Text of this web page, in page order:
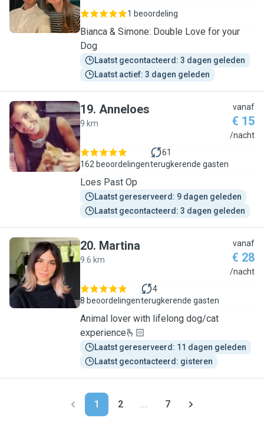
1 beoordeling
Bianca & Simone: Double Love for your
Dog
Laatst gecontacteerd: 3 dagen geleden
Laatst actief: 3 dagen geleden
A
19. Anneloes
9 km
vanaf
€ 15
/nacht
162 beoordelingen
61
terugkerende gasten
Loes Past Op
Laatst gereserveerd: 9 dagen geleden
Laatst gecontacteerd: 3 dagen geleden
M
20. Martina
9.6 km
vanaf
€ 28
/nacht
8 beoordelingen
4
terugkerende gasten
Animal lover with lifelong dog/cat
experience🫰🏻
Laatst gereserveerd: 11 dagen geleden
Laatst gecontacteerd: gisteren
1 2 ... 7